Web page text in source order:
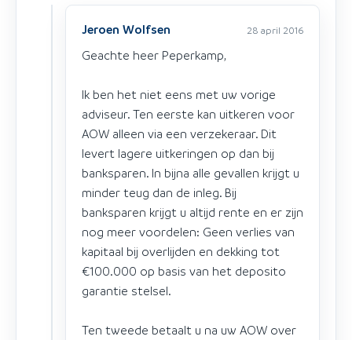
Jeroen Wolfsen 28 april 2016
Geachte heer Peperkamp,
Ik ben het niet eens met uw vorige
adviseur. Ten eerste kan uitkeren voor
AOW alleen via een verzekeraar. Dit
levert lagere uitkeringen op dan bij
banksparen. In bijna alle gevallen krijgt u
minder teug dan de inleg. Bij
banksparen krijgt u altijd rente en er zijn
nog meer voordelen: Geen verlies van
kapitaal bij overlijden en dekking tot
€100.000 op basis van het deposito
garantie stelsel.
Ten tweede betaalt u na uw AOW over